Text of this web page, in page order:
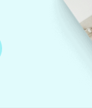
ведро,